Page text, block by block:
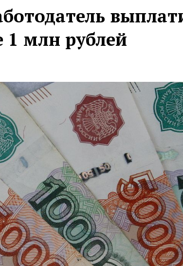
1 млн рублей